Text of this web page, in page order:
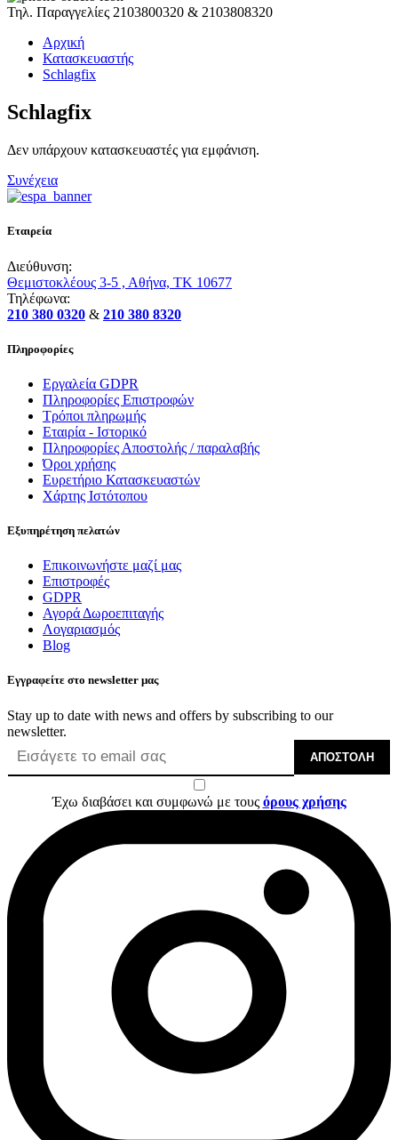
Τηλ. Παραγγελίες 2103800320 & 2103808320
Αρχική
Κατασκευαστής
Schlagfix
Schlagfix
Δεν υπάρχουν κατασκευαστές για εμφάνιση.
Συνέχεια
Εταιρεία
Διεύθυνση:
Θεμιστοκλέους 3-5 , Αθήνα, ΤΚ 10677
Τηλέφωνα:
210 380 0320 & 210 380 8320
Πληροφορίες
Εργαλεία GDPR
Πληροφορίες Επιστροφών
Τρόποι πληρωμής
Εταιρία - Ιστορικό
Πληροφορίες Αποστολής / παραλαβής
Όροι χρήσης
Ευρετήριο Κατασκευαστών
Χάρτης Ιστότοπου
Εξυπηρέτηση πελατών
Επικοινωνήστε μαζί μας
Επιστροφές
GDPR
Αγορά Δωροεπιταγής
Λογαριασμός
Blog
Εγγραφείτε στο newsletter μας
Stay up to date with news and offers by subscribing to our
newsletter.
ΑΠΟΣΤΟΛΉ
Έχω διαβάσει και συμφωνώ με τους όρους χρήσης